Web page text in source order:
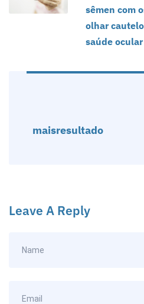
sêmen com
olhar
saúde ocular
maisresultado
Leave A Reply